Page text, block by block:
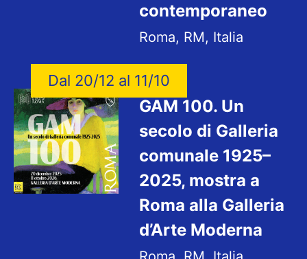
contemporaneo
Roma, RM, Italia
Dal 20/12 al 11/10
GAM 100. Un
secolo di Galleria
comunale 1925–
2025, mostra a
Roma alla Galleria
d’Arte Moderna